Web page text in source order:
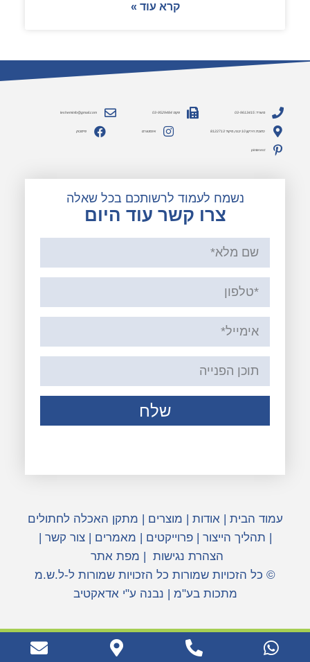
קרא עוד »
משרד: 03-9613415 פקס: 03-9529484 lesheminfo@gmail.com
כתובת: הירקון 10 יבנה, מיקוד 8122713 אינסטגרם פייסבוק
pinterest
נשמח לעמוד לרשותכם בכל שאלה
צרו קשר עוד היום
שלח
עמוד הבית |אודות מוצרים
מתקן האכלה לחתולים
תהליך הייצור |פרוייקטים מאמרים |צור קשר
הצהרת נגישות
מפת אתר
© כל הזכויות שמורות כל הזכויות שמורות ל-ל.ש.מ
מתכות בע"מ | נבנה ע"י אדאקטיב